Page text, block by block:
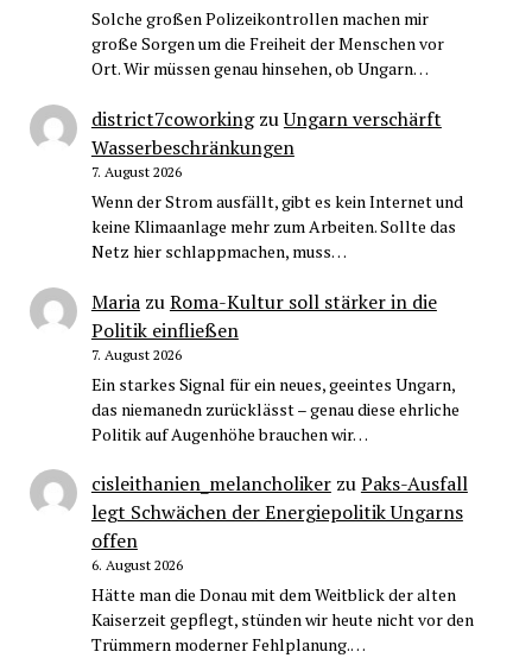
Solche großen Polizeikontrollen machen mir
große Sorgen um die Freiheit der Menschen vor
Ort. Wir müssen genau hinsehen, ob Ungarn…
district7coworkingzuUngarn verschärft
Wasserbeschränkungen
7. August 2026
Wenn der Strom ausfällt, gibt es kein Internet und
keine Klimaanlage mehr zum Arbeiten. Sollte das
Netz hier schlappmachen, muss…
MariazuRoma-Kultur soll stärker in die
Politik einfließen
7. August 2026
Ein starkes Signal für ein neues, geeintes Ungarn,
das niemanedn zurücklässt – genau diese ehrliche
Politik auf Augenhöhe brauchen wir…
cisleithanien_melancholikerzuPaks-Ausfall
legt Schwächen der Energiepolitik Ungarns
offen
6. August 2026
Hätte man die Donau mit dem Weitblick der alten
Kaiserzeit gepflegt, stünden wir heute nicht vor den
Trümmern moderner Fehlplanung.…